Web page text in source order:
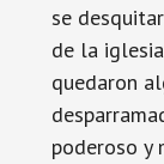
se
de la
quedaron
poderoso y